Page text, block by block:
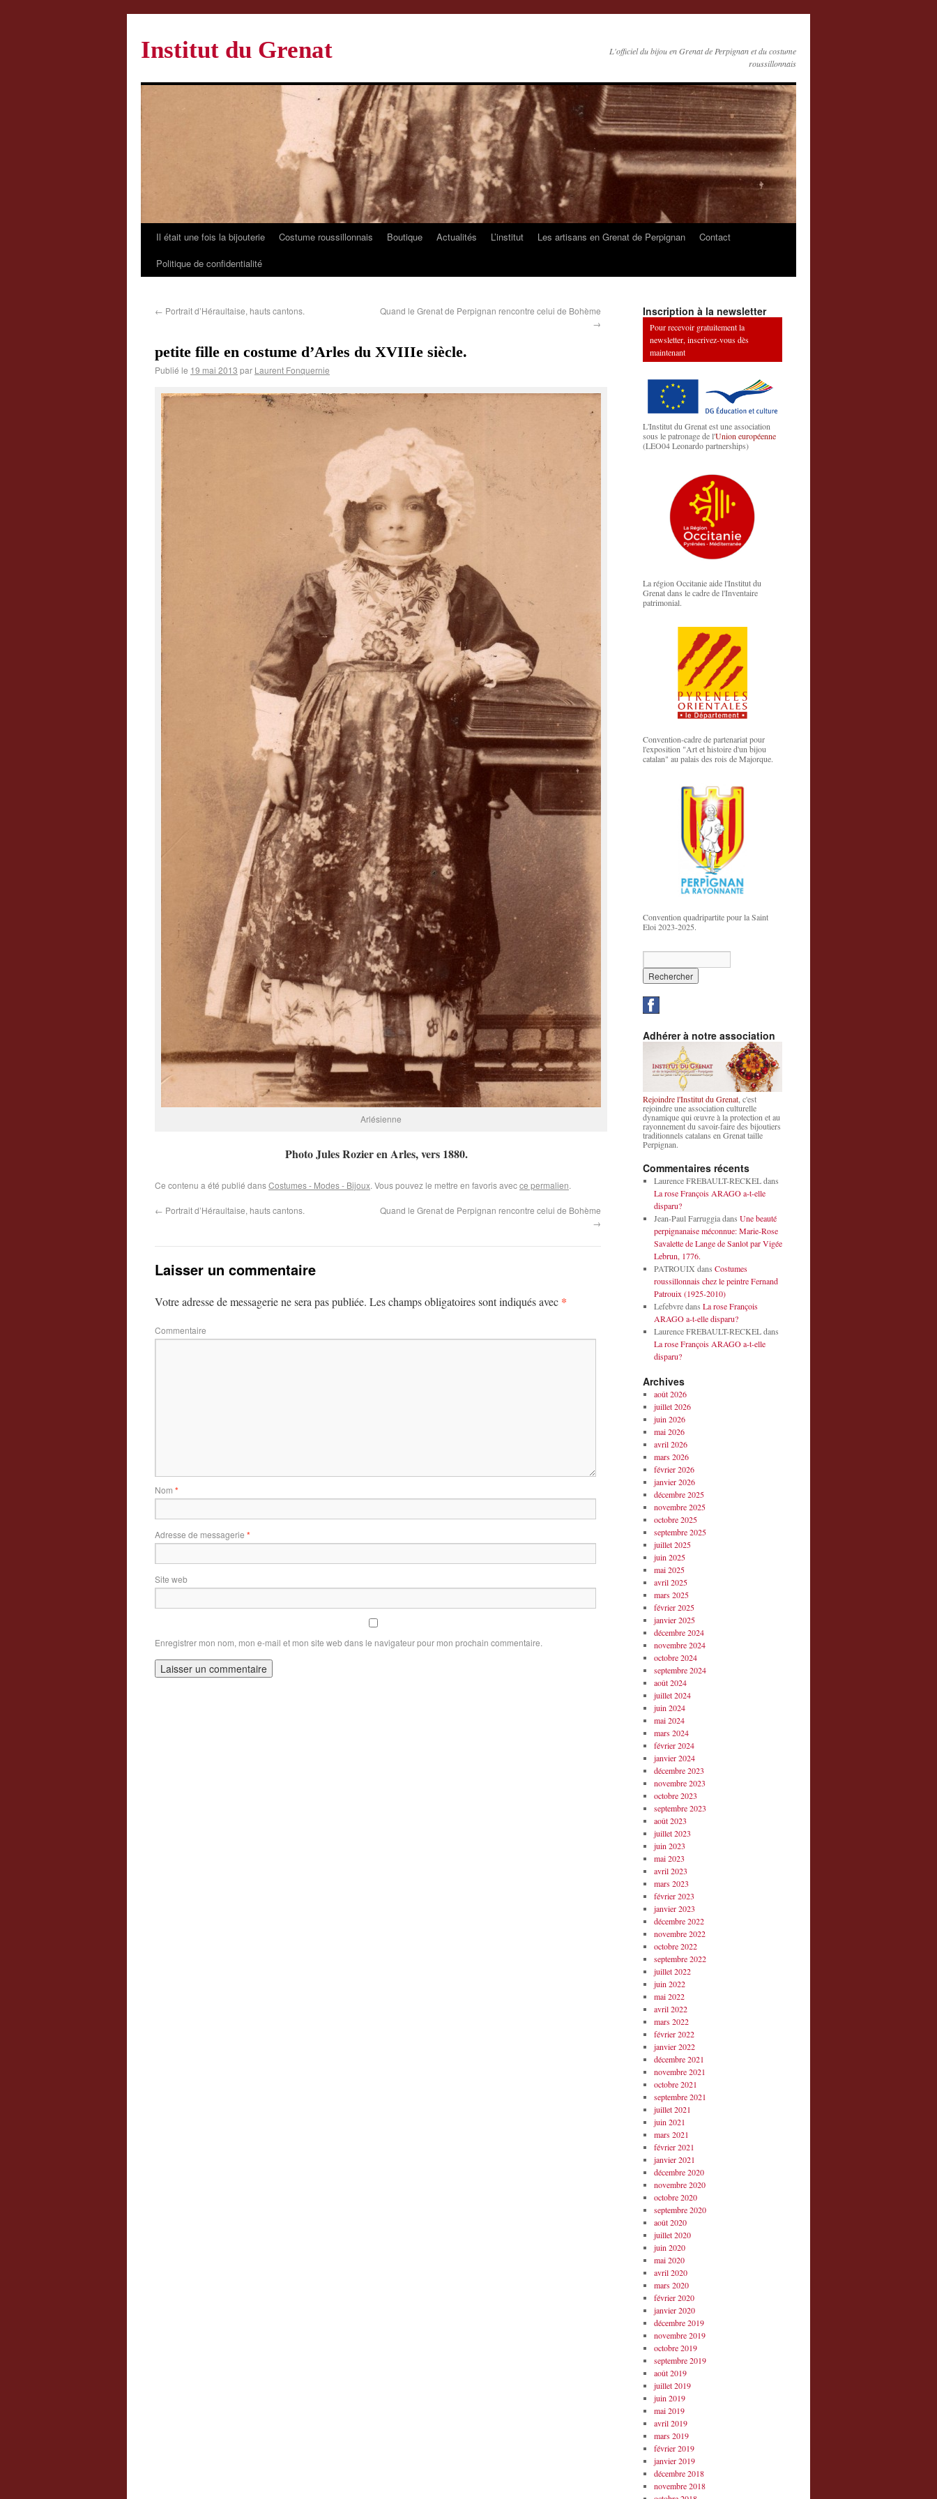
Institut du Grenat
L'officiel du bijou en Grenat de Perpignan et du costume
roussillonnais
Il était une fois la bijouterie Costume roussillonnais Boutique Actualités L’institut Les artisans en Grenat de Perpignan
Contact
Politique de confidentialité
← Portrait d’Héraultaise, hauts cantons.
Quand le Grenat de Perpignan rencontre celui de Bohème
→
petite fille en costume d’Arles du XVIIIe siècle.
Publié le 19 mai 2013 par Laurent Fonquernie
Arlésienne
Photo Jules Rozier en Arles, vers 1880.
Ce contenu a été publié dansCostumes - Modes - Bijoux. Vous pouvez le mettre en favoris avecce permalien.
← Portrait d’Héraultaise, hauts cantons.
Quand le Grenat de Perpignan rencontre celui de Bohème
→
Laisser un commentaire
Votre adresse de messagerie ne sera pas publiée. Les champs obligatoires sont indiqués avec *
Commentaire
Nom *
Adresse de messagerie *
Site web
Enregistrer mon nom, mon e-mail et mon site web dans le navigateur pour mon prochain commentaire.
Inscription à la newsletter
Pour recevoir gratuitement la
newsletter, inscrivez-vous dès
maintenant
L'Institut du Grenat est une association
sous le patronage de l'Union européenne
(LEO04 Leonardo partnerships)
La région Occitanie aide l'Institut du
Grenat dans le cadre de l'Inventaire
patrimonial.
Convention-cadre de partenariat pour
l'exposition "Art et histoire d'un bijou
catalan" au palais des rois de Majorque.
Convention quadripartite pour la Saint
Eloi 2023-2025.
Adhérer à notre association
Rejoindre l'Institut du Grenat , c'est
rejoindre une association culturelle
dynamique qui œuvre à la protection et au
rayonnement du savoir-faire des bijoutiers
traditionnels catalans en Grenat taille
Perpignan.
Commentaires récents
Laurence FREBAULT-RECKELdans
La rose François ARAGO a-t-elle
disparu?
Jean-Paul Farruggiadans Une beauté
perpignanaise méconnue: Marie-Rose
Savalette de Lange de Sanlot par Vigée
Lebrun, 1776.
PATROUIX dans Costumes
roussillonnais chez le peintre Fernand
Patrouix (1925-2010)
Lefebvredans La rose François
ARAGO a-t-elle disparu?
Laurence FREBAULT-RECKELdans
La rose François ARAGO a-t-elle
disparu?
Archives
août 2026
juillet 2026
juin 2026
mai 2026
avril 2026
mars 2026
février 2026
janvier 2026
décembre 2025
novembre 2025
octobre 2025
septembre 2025
juillet 2025
juin 2025
mai 2025
avril 2025
mars 2025
février 2025
janvier 2025
décembre 2024
novembre 2024
octobre 2024
septembre 2024
août 2024
juillet 2024
juin 2024
mai 2024
mars 2024
février 2024
janvier 2024
décembre 2023
novembre 2023
octobre 2023
septembre 2023
août 2023
juillet 2023
juin 2023
mai 2023
avril 2023
mars 2023
février 2023
janvier 2023
décembre 2022
novembre 2022
octobre 2022
septembre 2022
juillet 2022
juin 2022
mai 2022
avril 2022
mars 2022
février 2022
janvier 2022
décembre 2021
novembre 2021
octobre 2021
septembre 2021
juillet 2021
juin 2021
mars 2021
février 2021
janvier 2021
décembre 2020
novembre 2020
octobre 2020
septembre 2020
août 2020
juillet 2020
juin 2020
mai 2020
avril 2020
mars 2020
février 2020
janvier 2020
décembre 2019
novembre 2019
octobre 2019
septembre 2019
août 2019
juillet 2019
juin 2019
mai 2019
avril 2019
mars 2019
février 2019
janvier 2019
décembre 2018
novembre 2018